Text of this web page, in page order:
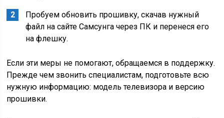
Пробуем обновить прошивку, скачав нужный
файл на сайте Самсунга через ПК и перенеся его
на флешку.
Если эти меры не помогают, обращаемся в поддержку.
Прежде чем звонить специалистам, подготовьте всю
нужную информацию: модель телевизора и версию
прошивки.